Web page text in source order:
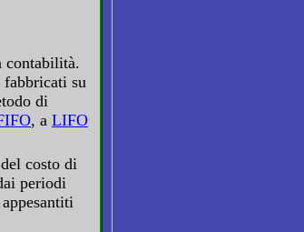
contabilità.
fabbricati su
di
, a LIFO
del costo di
periodi